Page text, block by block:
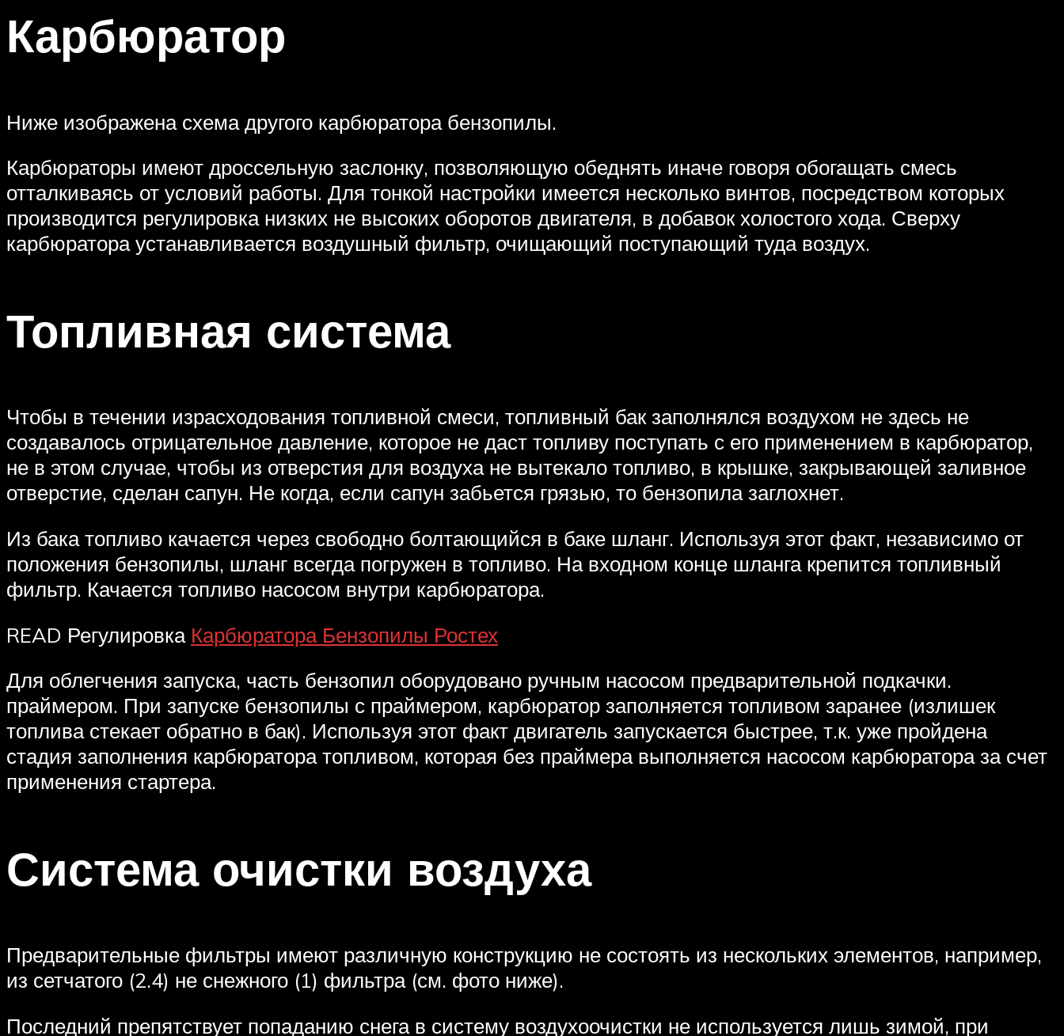
Карбюратор
Ниже изображена схема другого карбюратора бензопилы.
Карбюраторы имеют дроссельную заслонку, позволяющую обеднять иначе говоря обогащать смесь
отталкиваясь от условий работы. Для тонкой настройки имеется несколько винтов, посредством которых
производится регулировка низких не высоких оборотов двигателя, в добавок холостого хода. Сверху
карбюратора устанавливается воздушный фильтр, очищающий поступающий туда воздух.
Топливная система
Чтобы в течении израсходования топливной смеси, топливный бак заполнялся воздухом не здесь не
создавалось отрицательное давление, которое не даст топливу поступать с его применением в карбюратор,
не в этом случае, чтобы из отверстия для воздуха не вытекало топливо, в крышке, закрывающей заливное
отверстие, сделан сапун. Не когда, если сапун забьется грязью, то бензопила заглохнет.
Из бака топливо качается через свободно болтающийся в баке шланг. Используя этот факт, независимо от
положения бензопилы, шланг всегда погружен в топливо. На входном конце шланга крепится топливный
фильтр. Качается топливо насосом внутри карбюратора.
READ Регулировка Карбюратора Бензопилы Ростех
Для облегчения запуска, часть бензопил оборудовано ручным насосом предварительной подкачки.
праймером. При запуске бензопилы с праймером, карбюратор заполняется топливом заранее (излишек
топлива стекает обратно в бак). Используя этот факт двигатель запускается быстрее, т.к. уже пройдена
стадия заполнения карбюратора топливом, которая без праймера выполняется насосом карбюратора за счет
применения стартера.
Система очистки воздуха
Предварительные фильтры имеют различную конструкцию не состоять из нескольких элементов, например,
из сетчатого (2.4) не снежного (1) фильтра (см. фото ниже).
Последний препятствует попаданию снега в систему воздухоочистки не используется лишь зимой, при